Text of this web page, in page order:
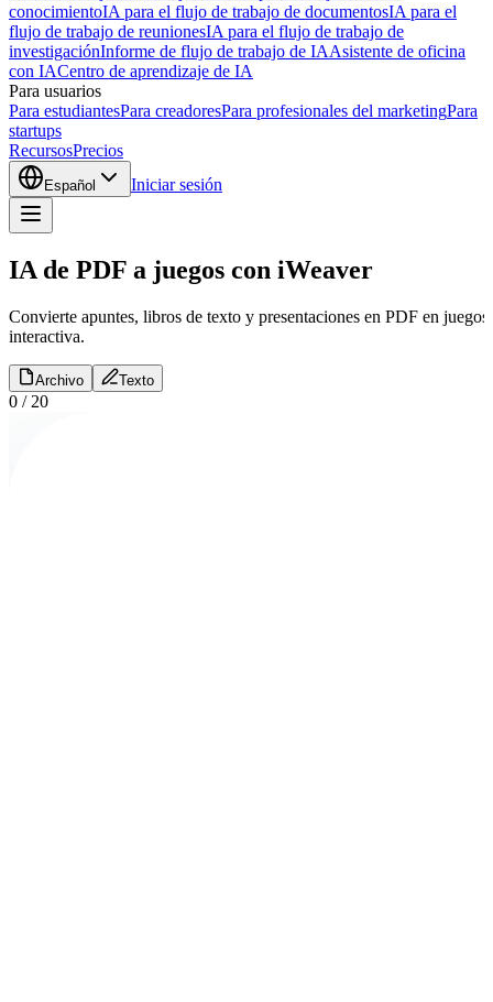
conocimientoIA para el flujo de trabajo de documentosIA para el
flujo de trabajo de reunionesIA para el flujo de trabajo de
investigaciónInforme de flujo de trabajo de IAAsistente de oficina
con IACentro de aprendizaje de IA
Para usuarios
Para estudiantesPara creadoresPara profesionales del marketingPara
startups
RecursosPrecios
Español Iniciar sesión
IA de PDF a juegos con iWeaver
Convierte apuntes, libros de texto y presentaciones en PDF en
interactiva.
Archivo Texto
0 / 20